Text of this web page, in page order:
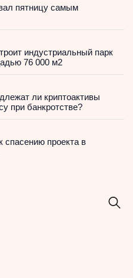
пятницу самым
индустриальный парк
76 000 м2
ли криптоактивы
при банкротстве?
спасению проекта в